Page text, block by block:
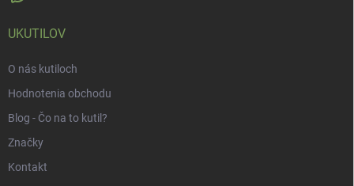
UKUTILOV
O nás kutiloch
Hodnotenia obchodu
Blog - Čo na to kutil?
Značky
Kontakt